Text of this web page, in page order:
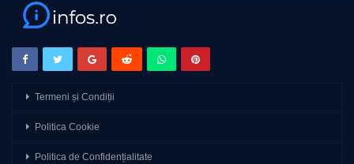
Termeni și Condiții
Politica Cookie
Politica de Confidențialitate